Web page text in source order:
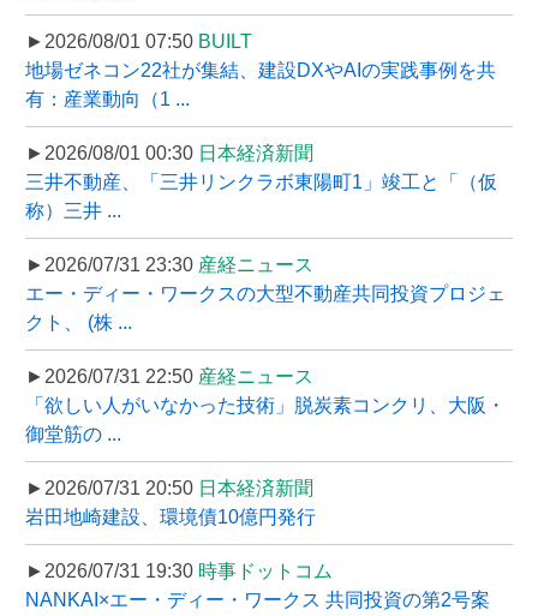
►2026/08/01 07:50 BUILT
地場ゼネコン22社が集結、建設DXやAIの実践事例を共
有：産業動向（1 ...
►2026/08/01 00:30 日本経済新聞
三井不動産、「三井リンクラボ東陽町1」竣工と「（仮
称）三井 ...
►2026/07/31 23:30 産経ニュース
エー・ディー・ワークスの大型不動産共同投資プロジェ
クト、 (株 ...
►2026/07/31 22:50 産経ニュース
「欲しい人がいなかった技術」脱炭素コンクリ、大阪・
御堂筋の ...
►2026/07/31 20:50 日本経済新聞
岩田地崎建設、環境債10億円発行
►2026/07/31 19:30 時事ドットコム
NANKAI×エー・ディー・ワークス 共同投資の第2号案